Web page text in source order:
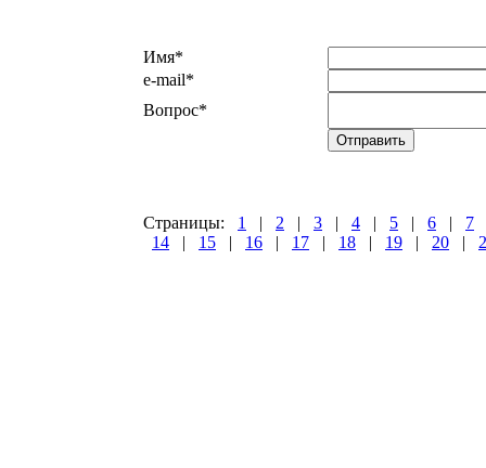
Имя*
e-mail*
Вопрос*
Страницы: 1 | 2 | 3 | 4 | 5 | 6 | 7
14 | 15 | 16 | 17 | 18 | 19 | 20 |